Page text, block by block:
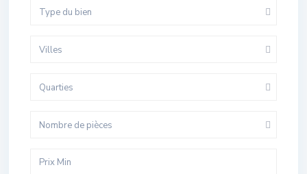
Type du bien
Villes
Quarties
Nombre de pièces